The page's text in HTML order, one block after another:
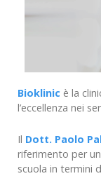
Bioklinic è la
l’eccellenza nei
Il Dott. Paolo
riferimento per
scuola in termini